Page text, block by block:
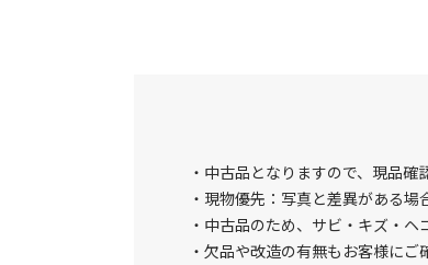
中古品となりますので、現品確
現物優先：写真と差異がある場
中古品のため、サビ・キズ・ヘ
欠品や改造の有無もお客様にご